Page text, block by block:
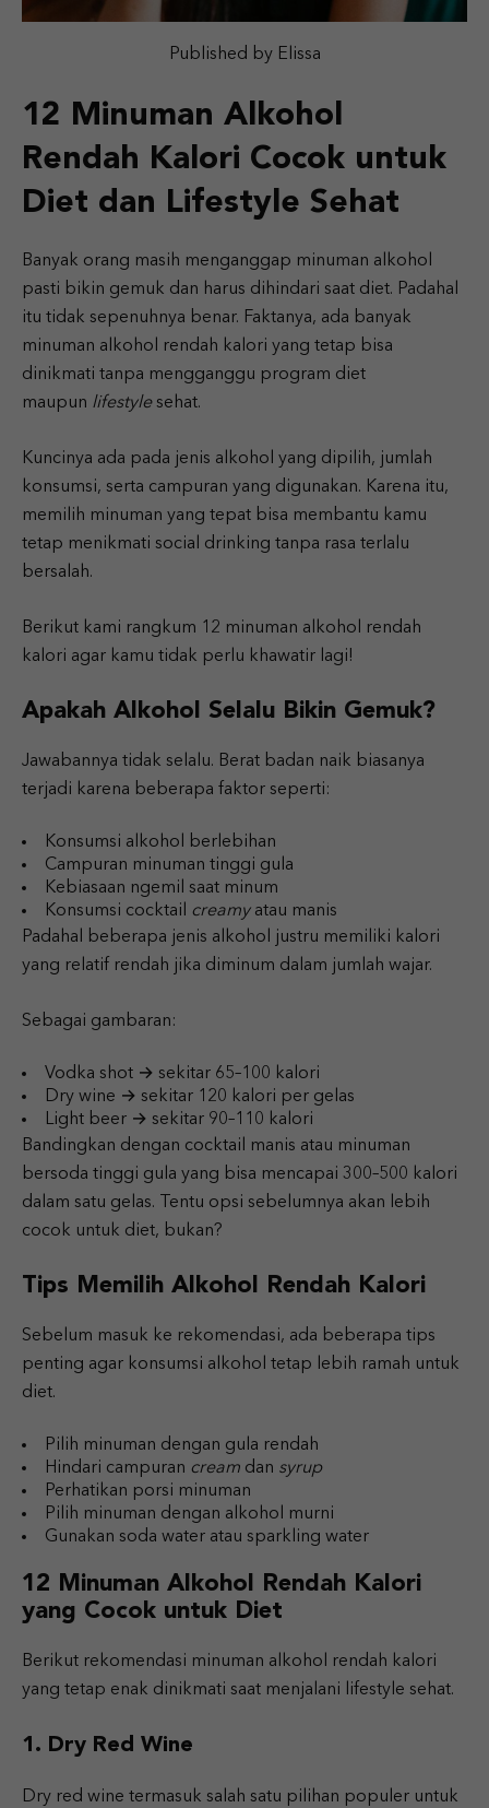
Published by Elissa
12 Minuman Alkohol
Rendah Kalori Cocok untuk
Diet dan Lifestyle Sehat
Banyak orang masih menganggap minuman alkohol
pasti bikin gemuk dan harus dihindari saat diet. Padahal
itu tidak sepenuhnya benar. Faktanya, ada banyak
minuman alkohol rendah kalori yang tetap bisa
dinikmati tanpa mengganggu program diet
maupun lifestylesehat.
Kuncinya ada pada jenis alkohol yang dipilih, jumlah
konsumsi, serta campuran yang digunakan. Karena itu,
memilih minuman yang tepat bisa membantu kamu
tetap menikmati social drinking tanpa rasa terlalu
bersalah.
Berikut kami rangkum 12 minuman alkohol rendah
kalori agar kamu tidak perlu khawatir lagi!
Apakah Alkohol Selalu Bikin Gemuk?
Jawabannya tidak selalu. Berat badan naik biasanya
terjadi karena beberapa faktor seperti:
Konsumsi alkohol berlebihan
Campuran minuman tinggi gula
Kebiasaan ngemil saat minum
Konsumsi cocktail creamy atau manis
Padahal beberapa jenis alkohol justru memiliki kalori
yang relatif rendah jika diminum dalam jumlah wajar.
Sebagai gambaran:
Vodka shot → sekitar 65–100 kalori
Dry wine → sekitar 120 kalori per gelas
Light beer → sekitar 90–110 kalori
Bandingkan dengan cocktail manis atau minuman
bersoda tinggi gula yang bisa mencapai 300–500 kalori
dalam satu gelas. Tentu opsi sebelumnya akan lebih
cocok untuk diet, bukan?
Tips Memilih Alkohol Rendah Kalori
Sebelum masuk ke rekomendasi, ada beberapa tips
penting agar konsumsi alkohol tetap lebih ramah untuk
diet.
Pilih minuman dengan gula rendah
Hindari campuran cream dan syrup
Perhatikan porsi minuman
Pilih minuman dengan alkohol murni
Gunakan soda water atau sparkling water
12 Minuman Alkohol Rendah Kalori
yang Cocok untuk Diet
Berikut rekomendasi minuman alkohol rendah kalori
yang tetap enak dinikmati saat menjalani lifestyle sehat.
1. Dry Red Wine
Dry red wine termasuk salah satu pilihan populer untuk